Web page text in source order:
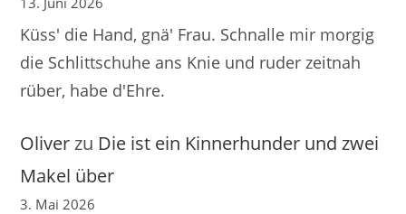
Küss' die Hand, gnä' Frau. Schnalle mir morgig
die Schlittschuhe ans Knie und ruder zeitnah
rüber, habe d'Ehre.
Oliverzu Die ist ein Kinnerhunder und zwei
Makel über
3. Mai 2026